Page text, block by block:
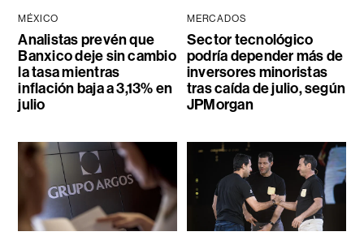
MÉXICO
Analistas prevén que
Banxico deje sin cambio
la tasa mientras
inflación baja a 3,13% en
julio
MERCADOS
Sector tecnológico
podría depender más de
inversores minoristas
tras caída de julio, según
JPMorgan